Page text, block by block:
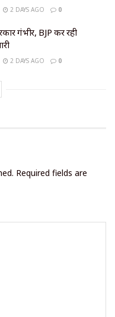
2 DAYS AGO 0
गंभीर, BJP कर रही
2 DAYS AGO 0
Required fields are